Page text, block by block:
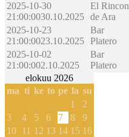
2025-10-30
21:00:0030.10.2025
El Rincon
de Ara
2025-10-23
21:00:0023.10.2025
Bar
Platero
2025-10-02
21:00:002.10.2025
Bar
Platero
elokuu 2026
ma ti ke to pe la su
1
2
3
4 5 6 7 8
9
10 11 12 13 14 15 16